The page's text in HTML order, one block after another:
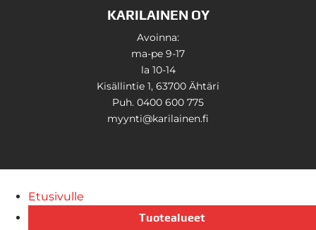
KARILAINEN OY
Avoinna:
ma-pe 9-17
la 10-14
Kisällintie 1, 63700 Ähtäri
Puh. 0400 600 775
myynti@karilainen.fi
Etusivulle
Tuotealueet